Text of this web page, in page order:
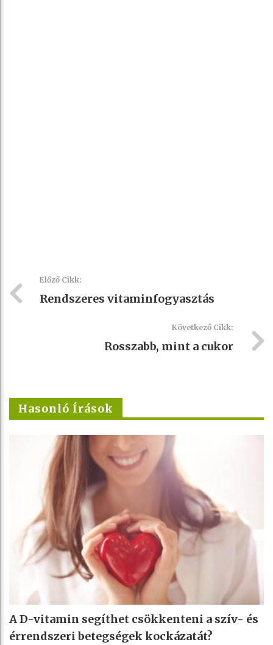
Előző Cikk:
Rendszeres vitaminfogyasztás
Következő Cikk:
Rosszabb, mint a cukor
Hasonló Írások
A D-vitamin segíthet csökkenteni a szív- és
érrendszeri betegségek kockázatát?